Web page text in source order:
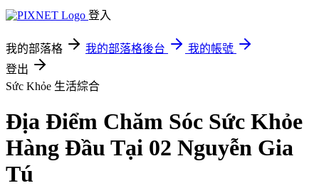
登入
我的部落格 我的部落格後台
我的帳號
登出
Sức Khỏe 生活綜合
Địa Điểm Chăm Sóc Sức Khỏe
Hàng Đầu Tại 02 Nguyễn Gia
Tú